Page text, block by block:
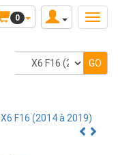
0
X6 F16 (2014 à 2019)